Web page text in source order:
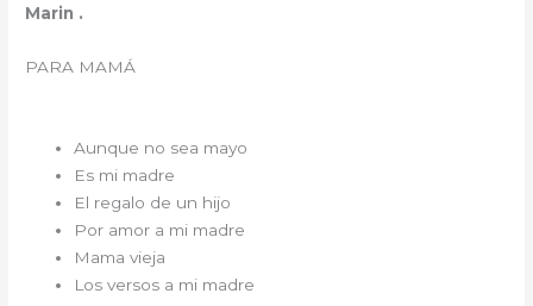
Marin .
PARA MAMÁ
Aunque no sea mayo
Es mi madre
El regalo de un hijo
Por amor a mi madre
Mama vieja
Los versos a mi madre